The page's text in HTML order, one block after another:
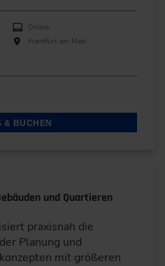
Online
Frankfurt am Main
& BUCHEN
und Quartieren
praxisnah die
Planung und
mit größeren